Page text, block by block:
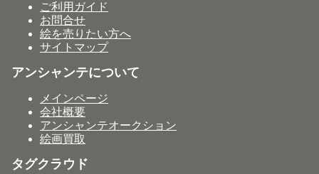
ご利用ガイド
お問合せ
絵を売りたい方へ
サイトマップ
アンシャンテについて
メインページ
会社概要
アンシャンテオークション
絵画買取
タグクラウド